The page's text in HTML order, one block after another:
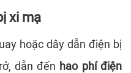
xi mạ
hoặc dây dẫn điện bị
dẫn đến hao phí điện